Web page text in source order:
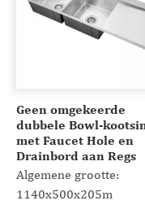
Geen omgekeerde
dubbele Bowl-
met Faucet Hole en
Drainbord aan Regs
Algemene grootte:
1140x500x205m